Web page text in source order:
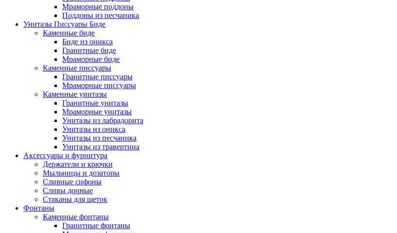
Мраморные поддоны
Поддоны из песчаника
Унитазы Писсуары Биде
Каменные биде
Биде из оникса
Гранитные биде
Мраморные биде
Каменные писсуары
Гранитные писсуары
Мраморные писсуары
Каменные унитазы
Гранитные унитазы
Мраморные унитазы
Унитазы из лабрадорита
Унитазы из оникса
Унитазы из песчаника
Унитазы из травертина
Аксессуары и фурнитура
Держатели и крючки
Мыльницы и дозаторы
Сливные сифоны
Сливы донные
Стаканы для щеток
Фонтаны
Каменные фонтаны
Гранитные фонтаны